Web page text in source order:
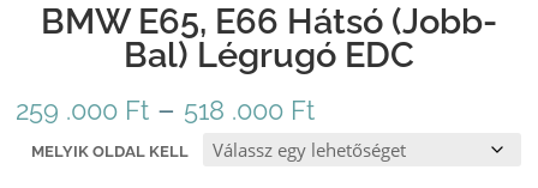
BMW E65, E66 Hátsó (Jobb-
Bal) Légrugó EDC
259 .000 Ft – 518 .000 FtÁrtartomány:
259
.000 Ft
MELYIK OLDAL KELL